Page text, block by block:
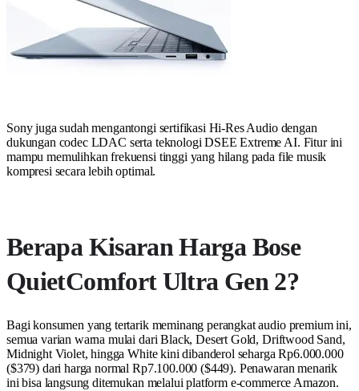
Sony juga sudah mengantongi sertifikasi Hi-Res Audio dengan
dukungan codec LDAC serta teknologi DSEE Extreme AI. Fitur ini
mampu memulihkan frekuensi tinggi yang hilang pada file musik
kompresi secara lebih optimal.
Berapa Kisaran Harga Bose
QuietComfort Ultra Gen 2?
Bagi konsumen yang tertarik meminang perangkat audio premium ini,
semua varian warna mulai dari Black, Desert Gold, Driftwood Sand,
Midnight Violet, hingga White kini dibanderol seharga Rp6.000.000
($379) dari harga normal Rp7.100.000 ($449). Penawaran menarik
ini bisa langsung ditemukan melalui platform e-commerce Amazon.